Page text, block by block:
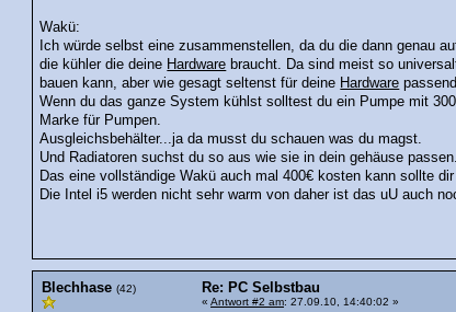
Wakü:
Ich würde selbst eine zusammenstellen, da du die dann genau
die kühler die deine Hardware braucht. Da sind meist so
bauen kann, aber wie gesagt seltenst für deine Hardware
Wenn du das ganze System kühlst solltest du ein Pumpe mit
Marke für Pumpen.
Ausgleichsbehälter...ja da musst du schauen was du magst.
Und Radiatoren suchst du so aus wie sie in dein gehäuse
Das eine vollständige Wakü auch mal 400€ kosten kann sollte
Die Intel i5 werden nicht sehr warm von daher ist das uU auch
Blechhase (42) Re: PC Selbstbau
« Antwort #2 am: 27.09.10, 14:40:02 »